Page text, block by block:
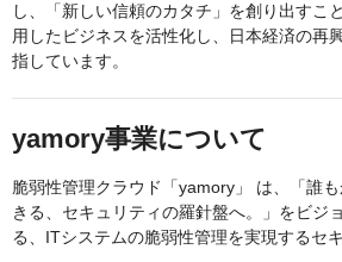
し、「新しい信頼のカタチ」を創り出すこ
用したビジネスを活性化し、日本経済の再
指しています。
yamory事業について
脆弱性管理クラウド「yamory」 は、「誰
きる、セキュリティの羅針盤へ。」をビジ
る、ITシステムの脆弱性管理を実現するセ